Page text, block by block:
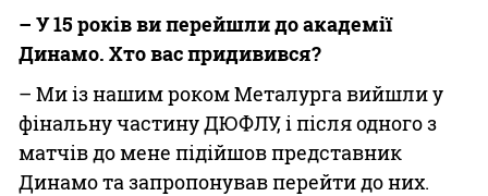
– У 15 років ви перейшли до академії
Динамо. Хто вас придивився?
– Ми із нашим роком Металурга вийшли у
фінальну частину ДЮФЛУ, і після одного з
матчів до мене підійшов представник
Динамо та запропонував перейти до них.